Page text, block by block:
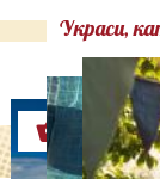
Украси,